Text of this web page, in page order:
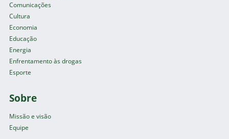
Comunicações
Cultura
Economia
Educação
Energia
Enfrentamento às drogas
Esporte
Sobre
Missão e visão
Equipe